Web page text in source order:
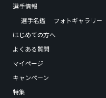
選手情報
選手名鑑
フォトギャラリー
はじめての方へ
よくある質問
マイページ
キャンペーン
特集